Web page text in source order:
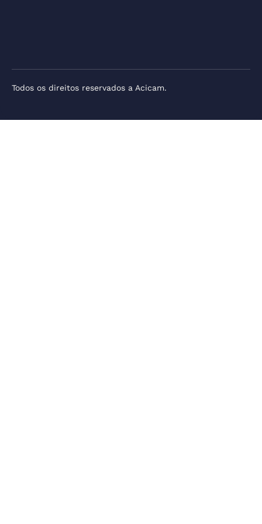
Todos os direitos reservados a Acicam.